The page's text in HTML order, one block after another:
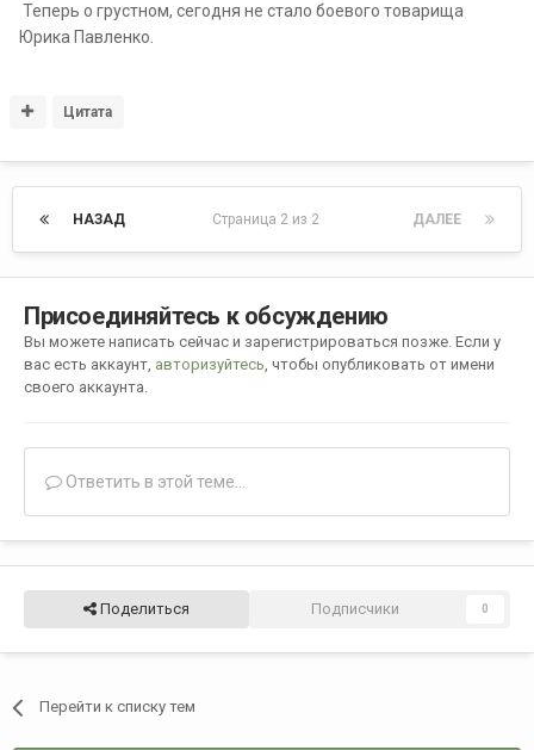
Теперь о грустном, сегодня не стало боевого товарища
Юрика Павленко.
Цитата
НАЗАД ДАЛЕЕ
Страница 2 из 2
Присоединяйтесь к обсуждению
Вы можете написать сейчас и зарегистрироваться позже. Если у
вас есть аккаунт, авторизуйтесь, чтобы опубликовать от имени
своего аккаунта.
Ответить в этой теме...
Поделиться Подписчики 0
Перейти к списку тем